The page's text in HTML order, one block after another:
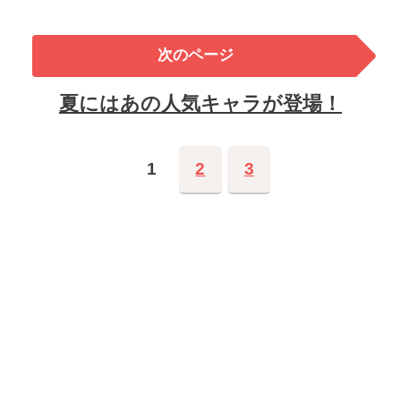
次のページ
夏にはあの人気キャラが登場！
1 2 3